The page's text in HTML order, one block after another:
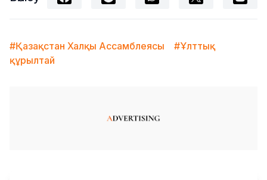
#Қазақстан Халқы Ассамблеясы
#Ұлттық
құрылтай